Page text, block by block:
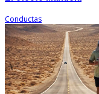
Conductas